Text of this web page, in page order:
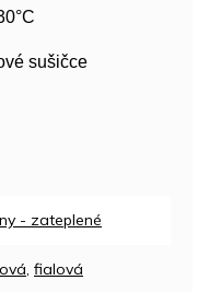
sušičce
- zateplené
fialová